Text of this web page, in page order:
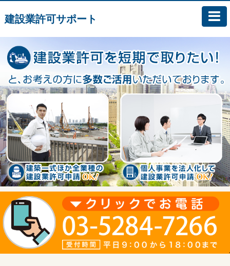
建設業許可サポート